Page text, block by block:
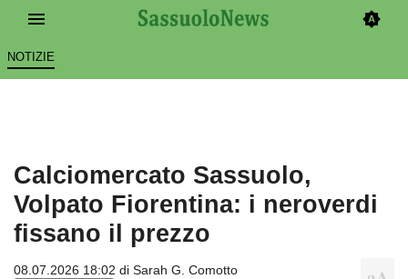
NOTIZIE
Calciomercato Sassuolo,
Volpato Fiorentina: i neroverdi
fissano il prezzo
08.07.2026 18:02 di Sarah G. Comotto